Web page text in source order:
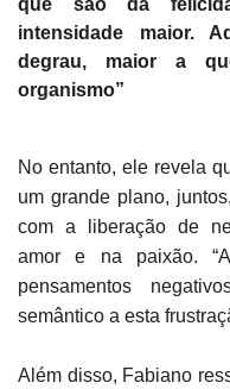
intensidade maior.
degrau, maior a
organismo”
No entanto, ele revela
um grande plano,
com a liberação de
amor e na paixão.
pensamentos
semântico a esta
Além disso, Fabiano